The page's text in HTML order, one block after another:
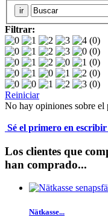
Filtrar:
(0)
(0)
(0)
(0)
(0)
Reiniciar
No hay opiniones sobre el
Sé el primero en
Los clientes que
han comprado...
Nätkasse...